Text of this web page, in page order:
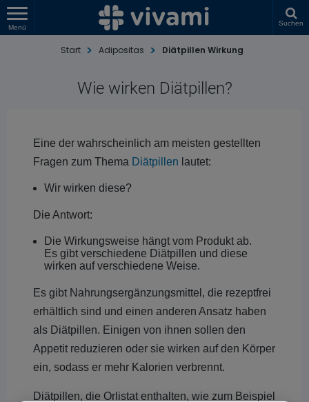
Menü
Suchen
Start Adipositas Diätpillen Wirkung
Wie wirken Diätpillen?
Eine der wahrscheinlich am meisten gestellten
Fragen zum Thema Diätpillen lautet:
Wir wirken diese?
Die Antwort:
Die Wirkungsweise hängt vom Produkt ab.
Es gibt verschiedene Diätpillen und diese
wirken auf verschiedene Weise.
Es gibt Nahrungsergänzungsmittel, die rezeptfrei
erhältlich sind und einen anderen Ansatz haben
als Diätpillen. Einigen von ihnen sollen den
Appetit reduzieren oder sie wirken auf den Körper
ein, sodass er mehr Kalorien verbrennt.
Diätpillen, die Orlistat enthalten, wie zum Beispiel